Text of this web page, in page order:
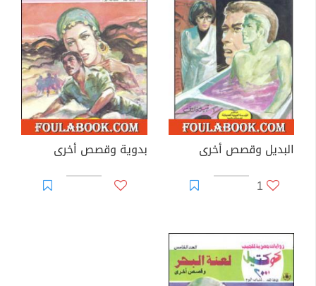
البديل وقصص أخرى
1
بدوية وقصص أخرى